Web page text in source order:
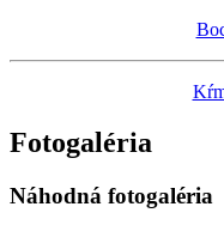
Fotogaléria
Náhodná fotogaléria